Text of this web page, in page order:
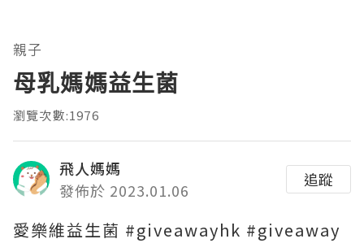
親子
母乳媽媽益生菌
瀏覽次數:1976
飛人媽媽
發佈於 2023.01.06
追蹤
愛樂維益生菌 #giveawayhk #giveaway